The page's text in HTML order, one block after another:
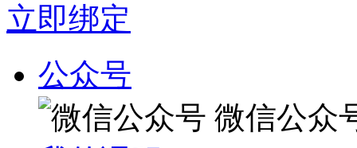
立即绑定
公众号
微信公众